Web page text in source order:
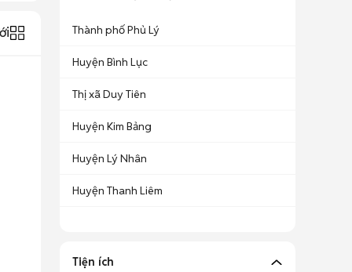
Thành phố Phủ Lý
Huyện Bình Lục
Thị xã Duy Tiên
Huyện Kim Bảng
Huyện Lý Nhân
Huyện Thanh Liêm
Tiện ích